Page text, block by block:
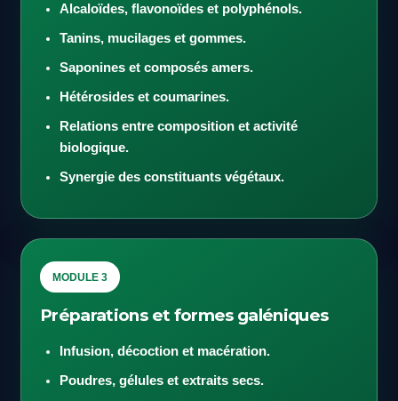
Alcaloïdes, flavonoïdes et polyphénols.
Tanins, mucilages et gommes.
Saponines et composés amers.
Hétérosides et coumarines.
Relations entre composition et activité
biologique.
Synergie des constituants végétaux.
MODULE 3
Préparations et formes galéniques
Infusion, décoction et macération.
Poudres, gélules et extraits secs.